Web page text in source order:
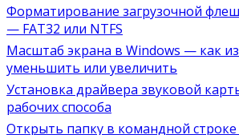
Форматирование загрузочной
— FAT32 или NTFS
Масштаб экрана в Windows — как
уменьшить или увеличить
Установка драйвера звуковой
рабочих способа
Открыть папку в командной